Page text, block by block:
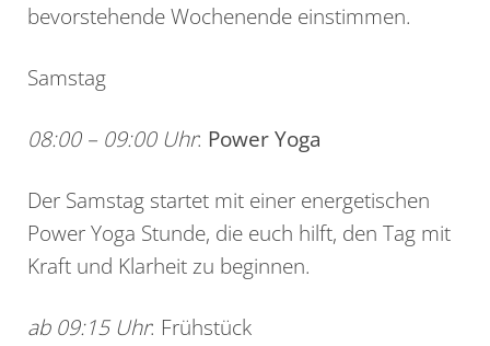
bevorstehende Wochenende einstimmen.
Samstag
08:00 – 09:00 Uhr: Power Yoga
Der Samstag startet mit einer energetischen
Power Yoga Stunde, die euch hilft, den Tag mit
Kraft und Klarheit zu beginnen.
ab 09:15 Uhr: Frühstück